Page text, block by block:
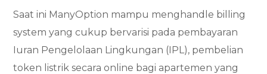
Saat ini ManyOption mampu menghandle billing
system yang cukup bervarisi pada pembayaran
Iuran Pengelolaan Lingkungan (IPL), pembelian
token listrik secara online bagi apartemen yang